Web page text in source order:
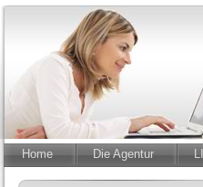
Home Die Agentur